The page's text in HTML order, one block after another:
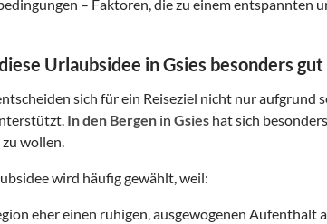
– Faktoren, die zu einem entspannten
Urlaubsidee in Gsies besonders
sich für ein Reiseziel nicht nur
In den Bergen in Gsies hat sich
wollen.
wird häufig gewählt, weil:
eher einen ruhigen, ausgewogenen Aufenthalt